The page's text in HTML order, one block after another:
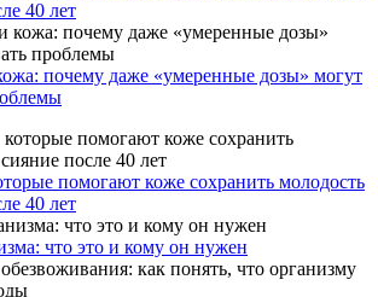
40 лет
почему даже «умеренные дозы» могут
помогают коже сохранить молодость
40 лет
что это и кому он нужен